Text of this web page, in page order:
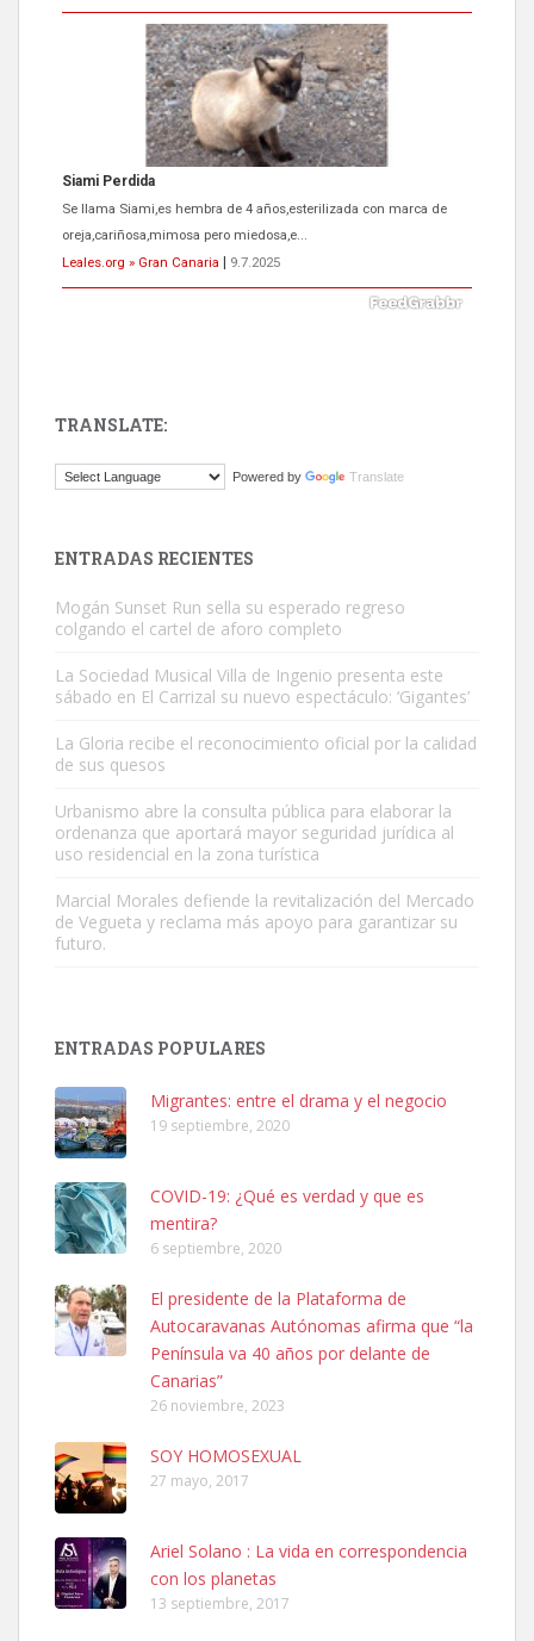
ADOPCIÓN URGENTE GATA TEROR GRAN CANARIA
El ayuntamiento se va a llevar a Los Gatos callejeros de la zona los
próximos días, ella incluida...
Leales.org » Gran Canaria | 9.7.2025
Gato manso encontrado
Este gato macho ha aparecido en la calle hace menos de un mes,
Adopción urgente
Busco adopción responsable para mi perra. Pastor alemán,
Leales.org » Gran Canaria
6.7.2025
PERRO MACHO RAZA SHIBA CON MICROCHIP PERDIDO HOY
Leales.org » Gran Canaria
6.7.2025
Ninfa perdida
El día 5 se los perdió una ninfa papillera, asustada tiene miedo a la
calle, se perdió por la zon...
Adopcion
Busco casa de acogida para mi perrita ya que por temas de trabajo
no la puedo tener. Solo gente r...
TRANSLATE:
Powered by Translate
ENTRADAS RECIENTES
Mogán Sunset Run sella su esperado regreso
colgando el cartel de aforo completo
La Sociedad Musical Villa de Ingenio presenta este
sábado en El Carrizal su nuevo espectáculo: ‘Gigantes’
La Gloria recibe el reconocimiento oficial por la calidad
de sus quesos
Urbanismo abre la consulta pública para elaborar la
ordenanza que aportará mayor seguridad jurídica al
uso residencial en la zona turística
Marcial Morales defiende la revitalización del Mercado
de Vegueta y reclama más apoyo para garantizar su
futuro.
ENTRADAS POPULARES
Migrantes: entre el drama y el negocio
19 septiembre, 2020
COVID-19: ¿Qué es verdad y que es
mentira?
6 septiembre, 2020
El presidente de la Plataforma de
Autocaravanas Autónomas afirma que “la
Península va 40 años por delante de
Canarias”
26 noviembre, 2023
SOY HOMOSEXUAL
27 mayo, 2017
Ariel Solano : La vida en correspondencia
con los planetas
13 septiembre, 2017